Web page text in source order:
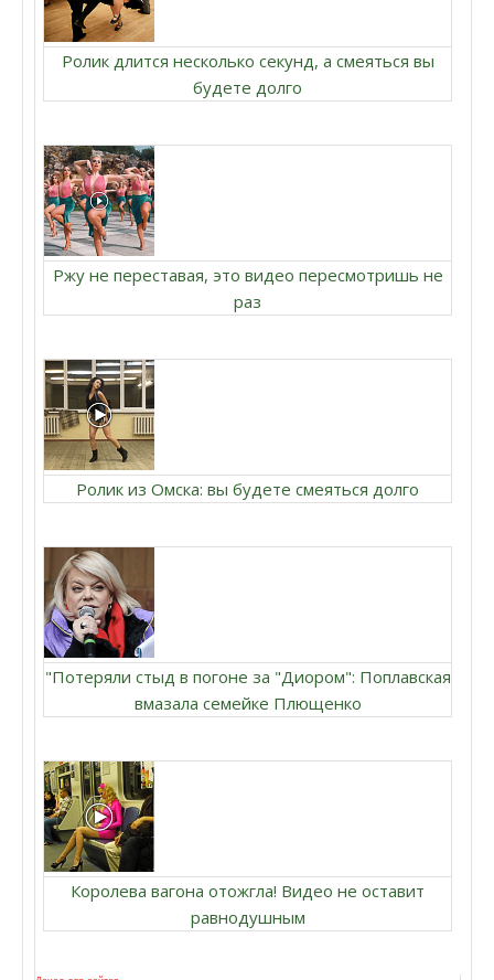
Ролик длится несколько секунд, а смеяться вы
будете долго
Ржу не переставая, это видео пересмотришь не
раз
Ролик из Омска: вы будете смеяться долго
"Потеряли стыд в погоне за "Диором": Поплавская
вмазала семейке Плющенко
Королева вагона отожгла! Видео не оставит
равнодушным